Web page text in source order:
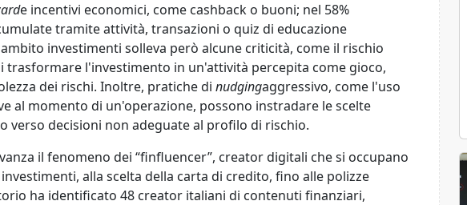
e incentivi economici, come cashback o buoni; nel 58%
tramite attività, transazioni o quiz di educazione
investimenti solleva però alcune criticità, come il rischio
trasformare l'investimento in un'attività percepita come gioco,
dei rischi. Inoltre, pratiche di nudgingaggressivo, come l'uso
al momento di un'operazione, possono instradare le scelte
verso decisioni non adeguate al profilo di rischio.
il fenomeno dei “finfluencer”, creator digitali che si occupano
alla scelta della carta di credito, fino alle polizze
ha identificato 48 creator italiani di contenuti finanziari,